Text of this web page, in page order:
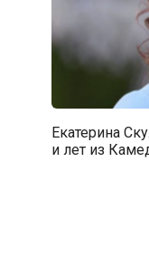
Екатерина
и лет из